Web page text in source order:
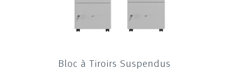
Bloc à Tiroirs Suspendus